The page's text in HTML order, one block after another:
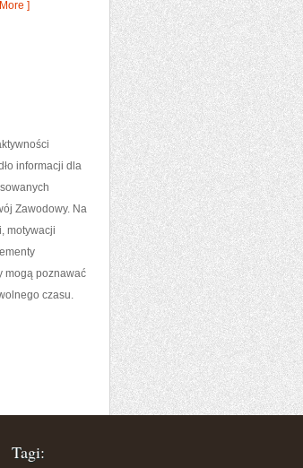
]
informacji dla
Zawodowy. Na
motywacji
mogą poznawać
czasu.
Tagi: